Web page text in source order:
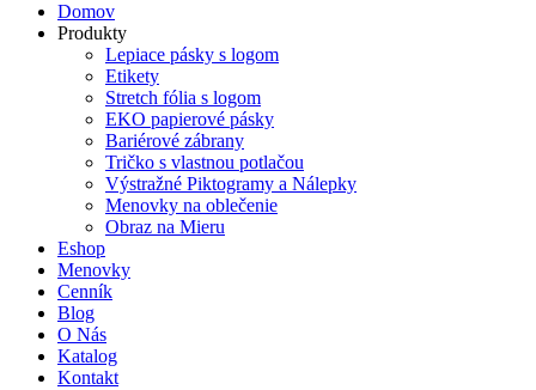
Domov
Produkty
Lepiace pásky s logom
Etikety
Stretch fólia s logom
EKO papierové pásky
Bariérové zábrany
Tričko s vlastnou potlačou
Výstražné Piktogramy a Nálepky
Menovky na oblečenie
Obraz na Mieru
Eshop
Menovky
Cenník
Blog
O Nás
Katalog
Kontakt